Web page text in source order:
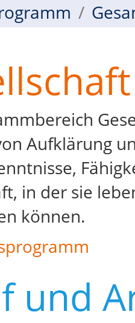
Aufklärung
in der sie
können.
und